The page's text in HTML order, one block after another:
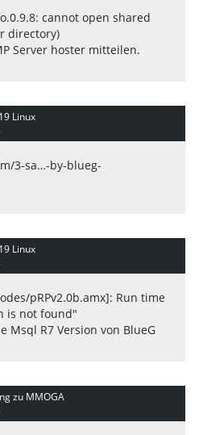
cannot open shared
directory)
Server hoster mitteilen.
Linux
3-sa…-by-blueg-
Linux
pRPv2.0b.amx]: Run time
is not found"
Msql R7 Version von BlueG
zu MMOGA